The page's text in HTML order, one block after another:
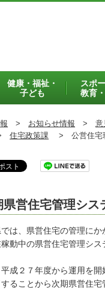
健康・福祉・
子ども
スポ
教育
> お知らせ情報 > 意
住宅政策課 > 公営住
県営住宅管理シス
は、県営住宅の管理にか
稼動中の県営住宅管理シ
成２７年度から運用を開
ることから次期県営住